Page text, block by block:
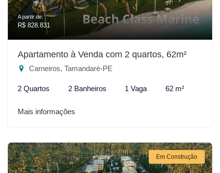
A partir de:
R$ 828.831
Apartamento à Venda com 2 quartos, 62m²
Carneiros, Tamandaré-PE
2 Quartos 2 Banheiros 1 Vaga 62 m²
Mais informações
Em Construção